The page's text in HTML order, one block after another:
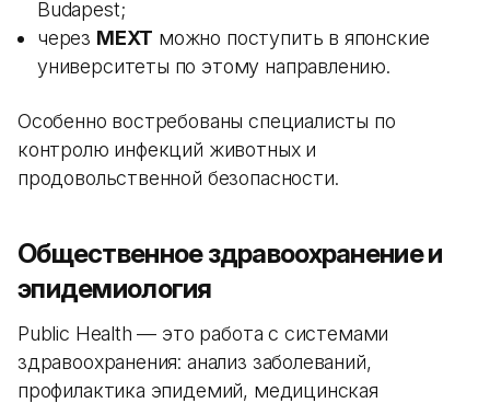
Budapest;
через MEXT можно поступить в японские
университеты по этому направлению.
Особенно востребованы специалисты по
контролю инфекций животных и
продовольственной безопасности.
Общественное здравоохранение и
эпидемиология
Public Health — это работа с системами
здравоохранения: анализ заболеваний,
профилактика эпидемий, медицинская